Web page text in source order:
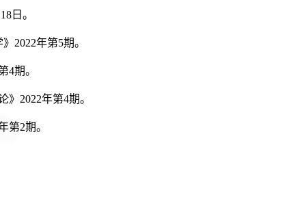
日。
2022年第5期。
4期。
》2022年第4期。
第2期。